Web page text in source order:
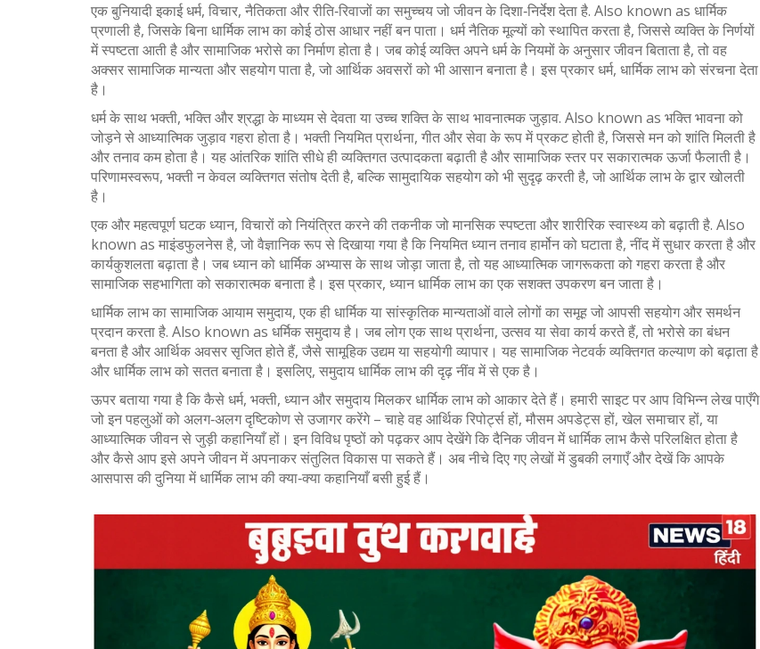
एक बुनियादी इकाईधर्म, विचार, नैतिकता और रीति‑रिवाजों का समुच्चय जो जीवन के दिशा‑निर्देश देता है. Also known as धार्मिक
प्रणालीहै, जिसके बिना धार्मिक लाभ का कोई ठोस आधार नहीं बन पाता। धर्म नैतिक मूल्यों को स्थापित करता है, जिससे व्यक्ति के निर्णयों
में स्पष्टता आती है और सामाजिक भरोसे का निर्माण होता है। जब कोई व्यक्ति अपने धर्म के नियमों के अनुसार जीवन बिताता है, तो वह
अक्सर सामाजिक मान्यता और सहयोग पाता है, जो आर्थिक अवसरों को भी आसान बनाता है। इस प्रकार धर्म, धार्मिक लाभ को संरचना देता
है।
धर्म के साथभक्ती, भक्ति और श्रद्धा के माध्यम से देवता या उच्च शक्ति के साथ भावनात्मक जुड़ाव. Also known as भक्ति भावनाको
जोड़ने से आध्यात्मिक जुड़ाव गहरा होता है। भक्ती नियमित प्रार्थना, गीत और सेवा के रूप में प्रकट होती है, जिससे मन को शांति मिलती है
और तनाव कम होता है। यह आंतरिक शांति सीधे ही व्यक्तिगत उत्पादकता बढ़ाती है और सामाजिक स्तर पर सकारात्मक ऊर्जा फैलाती है।
परिणामस्वरूप, भक्ती न केवल व्यक्तिगत संतोष देती है, बल्कि सामुदायिक सहयोग को भी सुदृढ़ करती है, जो आर्थिक लाभ के द्वार खोलती
है।
एक और महत्वपूर्ण घटकध्यान, विचारों को नियंत्रित करने की तकनीक जो मानसिक स्पष्टता और शारीरिक स्वास्थ्य को बढ़ाती है. Also
known as माइंडफुलनेसहै, जो वैज्ञानिक रूप से दिखाया गया है कि नियमित ध्यान तनाव हार्मोन को घटाता है, नींद में सुधार करता है और
कार्यकुशलता बढ़ाता है। जब ध्यान को धार्मिक अभ्यास के साथ जोड़ा जाता है, तो यह आध्यात्मिक जागरूकता को गहरा करता है और
सामाजिक सहभागिता को सकारात्मक बनाता है। इस प्रकार, ध्यान धार्मिक लाभ का एक सशक्त उपकरण बन जाता है।
धार्मिक लाभ का सामाजिक आयामसमुदाय, एक ही धार्मिक या सांस्कृतिक मान्यताओं वाले लोगों का समूह जो आपसी सहयोग और समर्थन
प्रदान करता है. Also known as धर्मिक समुदायहै। जब लोग एक साथ प्रार्थना, उत्सव या सेवा कार्य करते हैं, तो भरोसे का बंधन
बनता है और आर्थिक अवसर सृजित होते हैं, जैसे सामूहिक उद्यम या सहयोगी व्यापार। यह सामाजिक नेटवर्क व्यक्तिगत कल्याण को बढ़ाता है
और धार्मिक लाभ को सतत बनाता है। इसलिए, समुदाय धार्मिक लाभ की दृढ़ नींव में से एक है।
ऊपर बताया गया है कि कैसे धर्म, भक्ती, ध्यान और समुदाय मिलकर धार्मिक लाभ को आकार देते हैं। हमारी साइट पर आप विभिन्न लेख पाएँगे
जो इन पहलुओं को अलग‑अलग दृष्टिकोण से उजागर करेंगे – चाहे वह आर्थिक रिपोर्ट्स हों, मौसम अपडेट्स हों, खेल समाचार हों, या
आध्यात्मिक जीवन से जुड़ी कहानियाँ हों। इन विविध पृष्ठों को पढ़कर आप देखेंगे कि दैनिक जीवन में धार्मिक लाभ कैसे परिलक्षित होता है
और कैसे आप इसे अपने जीवन में अपनाकर संतुलित विकास पा सकते हैं। अब नीचे दिए गए लेखों में डुबकी लगाएँ और देखें कि आपके
आसपास की दुनिया में धार्मिक लाभ की क्या‑क्या कहानियाँ बसी हुई हैं।